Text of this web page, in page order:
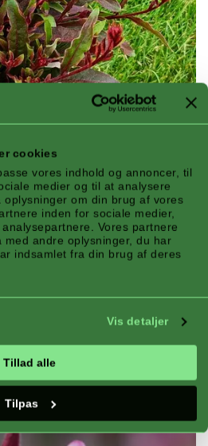
cookies
vores indhold og annoncer, til
medier og til at analysere
om din brug af vores
inden for sociale medier,
Vores partnere
med andre oplysninger, du har
indsamlet fra din brug af deres
Vis detaljer
Tillad alle
Tilpas
er ideel til
på